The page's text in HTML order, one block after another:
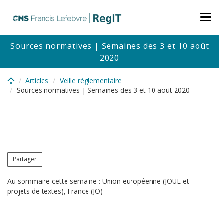
content
Sources normatives | Semaines des 3 et 10 août
2020
Articles
Veille réglementaire
Sources normatives | Semaines des 3 et 10 août 2020
Partager
Au sommaire cette semaine : Union européenne (JOUE et
projets de textes), France (JO)